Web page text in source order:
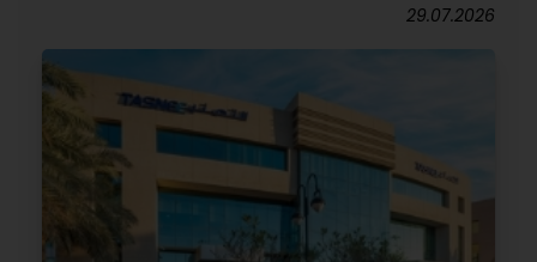
29.07.2026